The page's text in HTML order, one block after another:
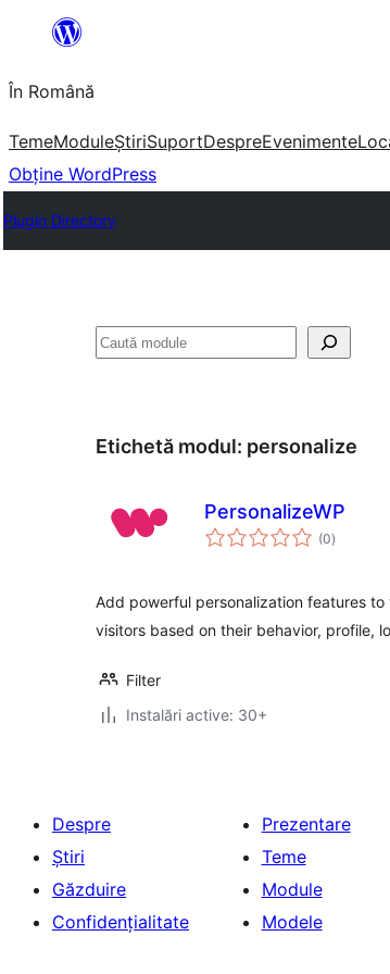
conținut
În Română
TemeModuleȘtiriSuportDespreEvenimente
Obține WordPress
Plugin Directory
Caută
Etichetă modul: personalize
PersonalizeWP
(0total
aprecieri
)
Add powerful personalization features
visitors based on their behavior, profile,
Filter
Instalări active: 30+
Despre
Știri
Găzduire
Confidențialitate
Prezentare
Teme
Module
Modele